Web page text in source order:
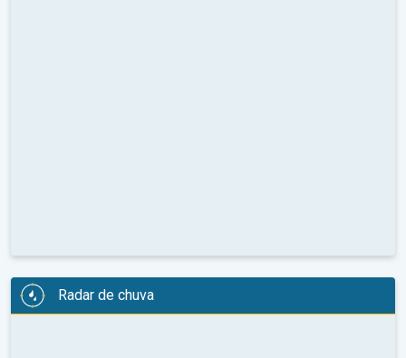
Radar de chuva